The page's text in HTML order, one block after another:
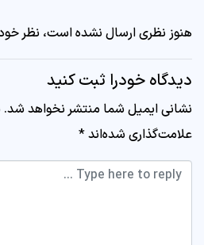
هنوز نظری ارسال نشده است، نظر خود
دیدگاه خودرا ثبت کنید
نشانی ایمیل شما منتشر نخواهد شد.
علامت‌گذاری شده‌اند*
Comment *